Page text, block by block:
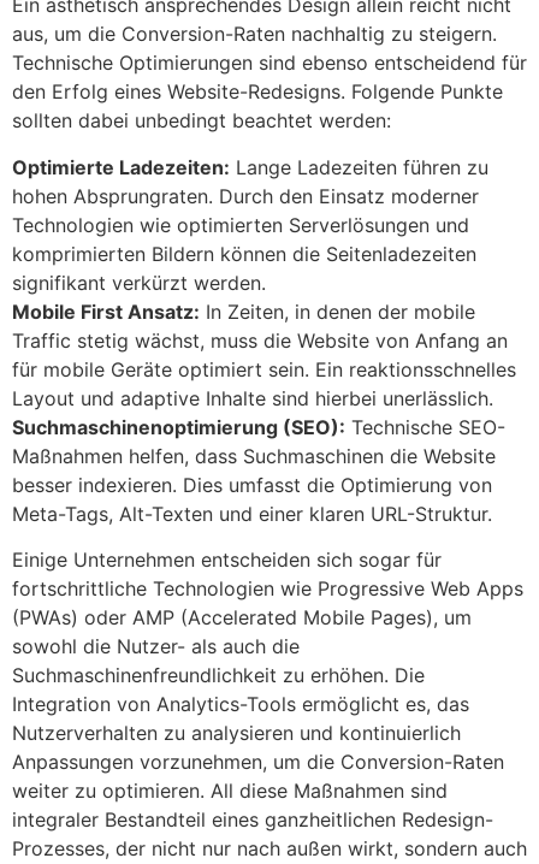
Ein ästhetisch ansprechendes Design allein reicht nicht
aus, um die Conversion-Raten nachhaltig zu steigern.
Technische Optimierungen sind ebenso entscheidend für
den Erfolg eines Website-Redesigns. Folgende Punkte
sollten dabei unbedingt beachtet werden:
Optimierte Ladezeiten: Lange Ladezeiten führen zu
hohen Absprungraten. Durch den Einsatz moderner
Technologien wie optimierten Serverlösungen und
komprimierten Bildern können die Seitenladezeiten
signifikant verkürzt werden.
Mobile First Ansatz: In Zeiten, in denen der mobile
Traffic stetig wächst, muss die Website von Anfang an
für mobile Geräte optimiert sein. Ein reaktionsschnelles
Layout und adaptive Inhalte sind hierbei unerlässlich.
Suchmaschinenoptimierung (SEO): Technische SEO-
Maßnahmen helfen, dass Suchmaschinen die Website
besser indexieren. Dies umfasst die Optimierung von
Meta-Tags, Alt-Texten und einer klaren URL-Struktur.
Einige Unternehmen entscheiden sich sogar für
fortschrittliche Technologien wie Progressive Web Apps
(PWAs) oder AMP (Accelerated Mobile Pages), um
sowohl die Nutzer- als auch die
Suchmaschinenfreundlichkeit zu erhöhen. Die
Integration von Analytics-Tools ermöglicht es, das
Nutzerverhalten zu analysieren und kontinuierlich
Anpassungen vorzunehmen, um die Conversion-Raten
weiter zu optimieren. All diese Maßnahmen sind
integraler Bestandteil eines ganzheitlichen Redesign-
Prozesses, der nicht nur nach außen wirkt, sondern auch